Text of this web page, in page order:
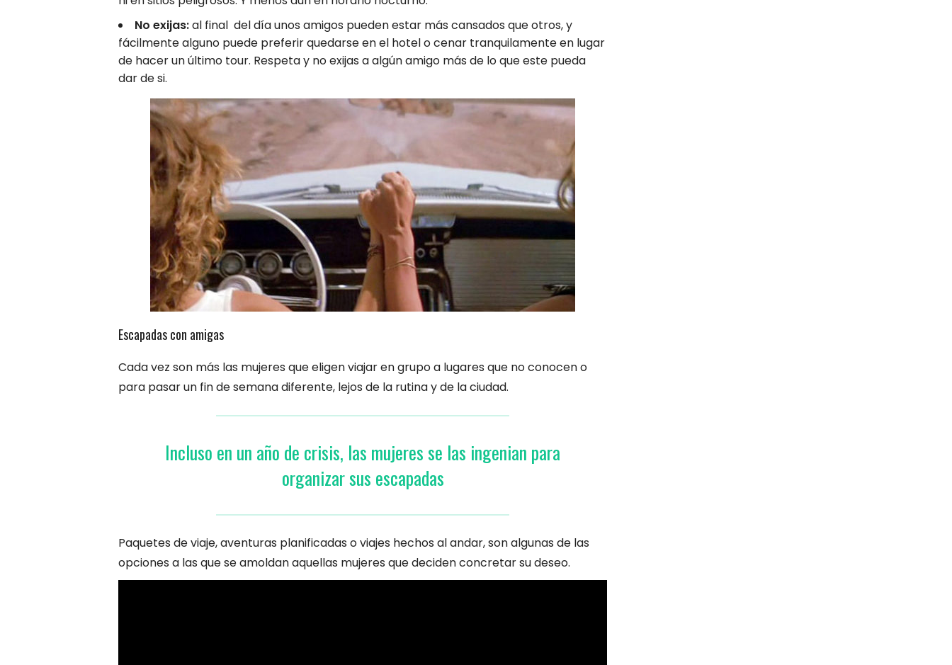
No exijas:al final del día unos amigos pueden estar más cansados que otros, y
fácilmente alguno puede preferir quedarse en el hotel o cenar tranquilamente en lugar
de hacer un último tour. Respeta y no exijas a algún amigo más de lo que este pueda
dar de si.
Escapadas con amigas
Cada vez son más las mujeres que eligen viajar en grupo a lugares que no conocen o
para pasar un fin de semana diferente, lejos de la rutina y de la ciudad.
Incluso en un año de crisis, las mujeres se las ingenian para
organizar sus escapadas
Paquetes de viaje, aventuras planificadas o viajes hechos al andar, son algunas de las
opciones a las que se amoldan aquellas mujeres que deciden concretar su deseo.